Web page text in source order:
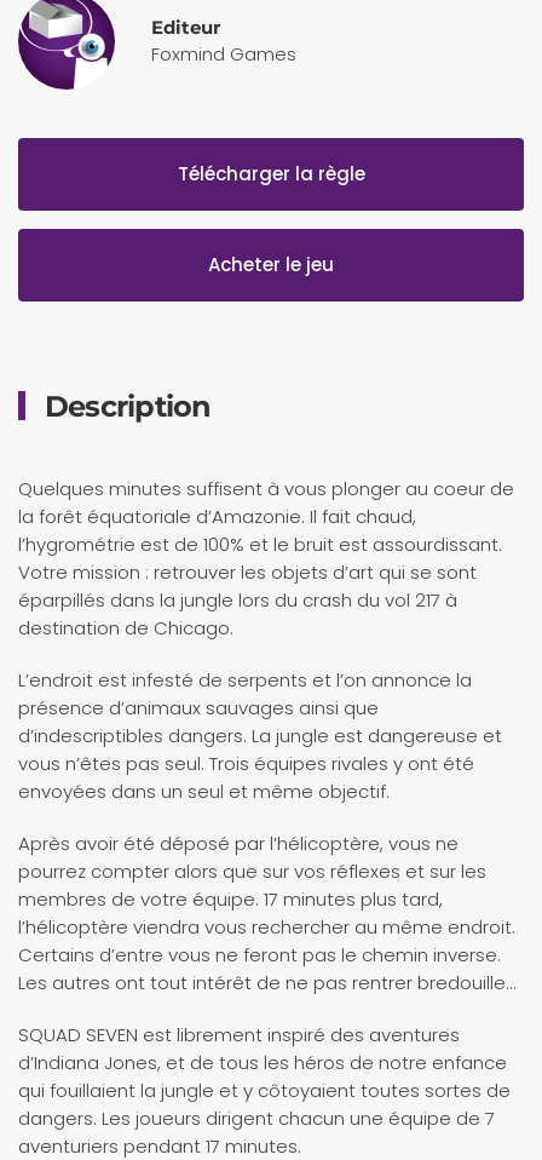
Editeur
Foxmind Games
Télécharger la règle
Acheter le jeu
Description
Quelques minutes suffisent à vous plonger au coeur de
la forêt équatoriale d’Amazonie. Il fait chaud,
l’hygrométrie est de 100% et le bruit est assourdissant.
Votre mission : retrouver les objets d’art qui se sont
éparpillés dans la jungle lors du crash du vol 217 à
destination de Chicago.
L’endroit est infesté de serpents et l’on annonce la
présence d’animaux sauvages ainsi que
d’indescriptibles dangers. La jungle est dangereuse et
vous n’êtes pas seul. Trois équipes rivales y ont été
envoyées dans un seul et même objectif.
Après avoir été déposé par l’hélicoptère, vous ne
pourrez compter alors que sur vos réflexes et sur les
membres de votre équipe. 17 minutes plus tard,
l’hélicoptère viendra vous rechercher au même endroit.
Certains d’entre vous ne feront pas le chemin inverse.
Les autres ont tout intérêt de ne pas rentrer bredouille…
SQUAD SEVEN est librement inspiré des aventures
d’Indiana Jones, et de tous les héros de notre enfance
qui fouillaient la jungle et y côtoyaient toutes sortes de
dangers. Les joueurs dirigent chacun une équipe de 7
aventuriers pendant 17 minutes.